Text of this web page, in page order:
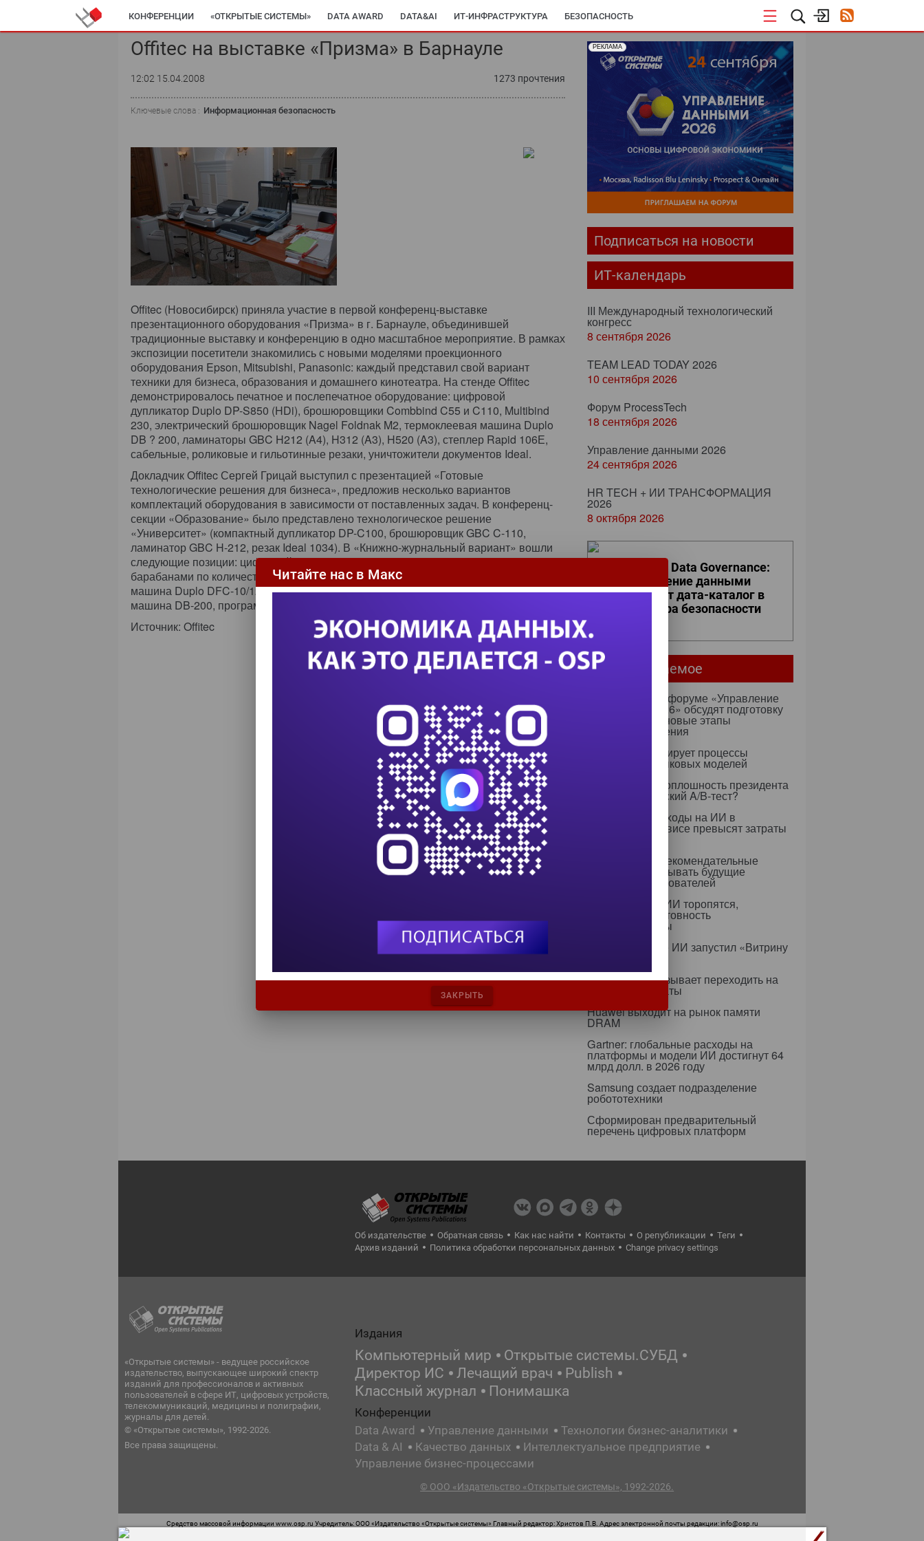
КОНФЕРЕНЦИИ «ОТКРЫТЫЕ СИСТЕМЫ» DATA AWARD DATA&AI ИТ-ИНФРАСТРУКТУРА БЕЗОПАСНОСТЬ
Offitec на выставке «Призма» в Барнауле
12:02 15.04.2008 1273 прочтения
Ключевые слова : Информационная безопасность
Offitec (Новосибирск) приняла участие в первой конференц-выставке
презентационного оборудования «Призма» в г. Барнауле, объединившей
традиционные выставку и конференцию в одно масштабное мероприятие. В рамках
экспозиции посетители знакомились с новыми моделями проекционного
оборудования Epson, Mitsubishi, Рanasonic: каждый представил свой вариант
техники для бизнеса, образования и домашнего кинотеатра. На стенде Offitec
демонстрировалось печатное и послепечатное оборудование: цифровой
дупликатор Duplo DP-S850 (HDi), брошюровщики Combbind C55 и C110, Multibind
230, электрический брошюровщик Nagel Foldnak M2, термоклеевая машина Duplo
DB ? 200, ламинаторы GBC H212 (A4), H312 (A3), H520 (A3), степлер Rapid 106Е,
сабельные, роликовые и гильотинные резаки, уничтожители документов Ideal.
Докладчик Offitec Сергей Грицай выступил с презентацией «Готовые
технологические решения для бизнеса», предложив несколько вариантов
комплектаций оборудования в зависимости от поставленных задач. В конференц-
секции «Образование» было представлено технологическое решение
«Университет» (компактный дупликатор DP-C100, брошюровщик GBC C-110,
ламинатор GBC H-212, резак Ideal 1034). В «Книжно-журнальный вариант» вошли
следующие позиции: цифровой дупликатор HDi-класса Duplo DP-S550 со сменными
барабанами по количеству красок, послепечатная система (листоподборочная
машина Duplo DFC-10/12 и буклетмейкер DBM 120), биговщик, термоклеевая
машина DB-200, программируемый резак Ideal 4850-95 EP.
Источник: Offitec
РЕКЛАМА
Подписаться на новости
ИТ-календарь
III Международный технологический
конгресс
8 сентября 2026
TEAM LEAD TODAY 2026
10 сентября 2026
Форум ProcessTech
18 сентября 2026
Управление данными 2026
24 сентября 2026
HR TECH + ИИ ТРАНСФОРМАЦИЯ
2026
8 октября 2026
Zero Trust и Data Governance:
как управление данными
превращает дата-каталог в
ядро контура безопасности
Самое читаемое
24 сентября на форуме «Управление
данными — 2026» обсудят подготовку
данных к ИИ и новые этапы
импортозамещения
Т-Банк оптимизирует процессы
дообучения языковых моделей
Казус Rapidus: оплошность президента
или стратегический A/B-тест?
К 2030 году расходы на ИИ в
клиентском сервисе превысят затраты
В VK научили рекомендательные
алгоритмы учитывать будущие
интересы пользователей
С внедрением ИИ торопятся,
игнорируя неготовность
инфраструктуры
Альянс в сфере ИИ запустил «Витрину
Минцифры призывает переходить на
свои сертификаты
Huawei выходит на рынок памяти
DRAM
Gartner: глобальные расходы на
платформы и модели ИИ достигнут 64
млрд долл. в 2026 году
Samsung создает подразделение
робототехники
Сформирован предварительный
перечень цифровых платформ
Об издательстве Обратная связь Как нас найти Контакты О републикации
Теги
Архив изданий
Политика обработки персональных данных Change privacy settings
«Открытые системы» - ведущее российское
издательство, выпускающее широкий спектр
изданий для профессионалов и активных
пользователей в сфере ИТ, цифровых устройств,
телекоммуникаций, медицины и полиграфии,
журналы для детей.
© «Открытые системы», 1992-2026.
Все права защищены.
Издания
Компьютерный мир
Открытые системы.СУБД
Директор ИС
Лечащий врач
Publish
Классный журнал
Понимашка
Конференции
Data Award
Управление данными
Технологии бизнес-аналитики
Data & AI
Качество данных
Интеллектуальное предприятие
Управление бизнес-процессами
© ООО «Издательство «Открытые системы», 1992-2026.
Средство массовой информации www.osp.ru Учредитель: ООО «Издательство «Открытые системы» Главный редактор: Христов П.В. Адрес электронной почты редакции: info@osp.ru
Читайте нас в Макс
ЗАКРЫТЬ